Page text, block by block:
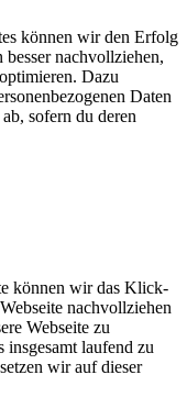
können wir den Erfolg
nachvollziehen,
Dazu
Daten
sofern du deren
können wir das Klick-
nachvollziehen
Webseite zu
insgesamt laufend zu
wir auf dieser